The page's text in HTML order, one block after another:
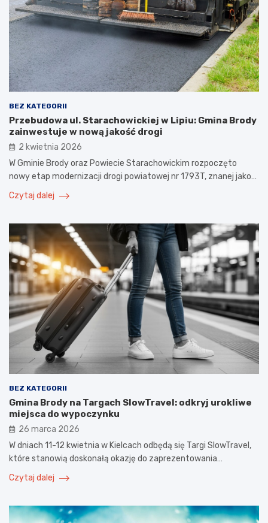
BEZ KATEGORII
Przebudowa ul. Starachowickiej w Lipiu: Gmina Brody
zainwestuje w nową jakość drogi
2 kwietnia 2026
W Gminie Brody oraz Powiecie Starachowickim rozpoczęto
nowy etap modernizacji drogi powiatowej nr 1793T, znanej jako…
Czytaj dalej
BEZ KATEGORII
Gmina Brody na Targach SlowTravel: odkryj urokliwe
miejsca do wypoczynku
26 marca 2026
W dniach 11-12 kwietnia w Kielcach odbędą się Targi SlowTravel,
które stanowią doskonałą okazję do zaprezentowania…
Czytaj dalej